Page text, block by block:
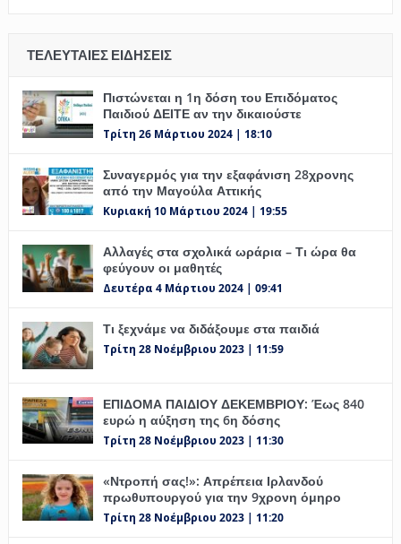
ΤΕΛΕΥΤΑΊΕΣ ΕΙΔΉΣΕΙΣ
Πιστώνεται η 1η δόση του Επιδόματος
Παιδιού ΔΕΙΤΕ αν την δικαιούστε
Τρίτη 26 Μάρτιου 2024 | 18:10
Συναγερμός για την εξαφάνιση 28χρονης
από την Μαγούλα Αττικής
Κυριακή 10 Μάρτιου 2024 | 19:55
Αλλαγές στα σχολικά ωράρια – Τι ώρα θα
φεύγουν οι μαθητές
Δευτέρα 4 Μάρτιου 2024 | 09:41
Τι ξεχνάμε να διδάξουμε στα παιδιά
Τρίτη 28 Νοέμβριου 2023 | 11:59
ΕΠΙΔΟΜΑ ΠΑΙΔΙΟΥ ΔΕΚΕΜΒΡΙΟΥ: Έως 840
ευρώ η αύξηση της 6η δόσης
Τρίτη 28 Νοέμβριου 2023 | 11:30
«Ντροπή σας!»: Απρέπεια Ιρλανδού
πρωθυπουργού για την 9χρονη όμηρο
Τρίτη 28 Νοέμβριου 2023 | 11:20